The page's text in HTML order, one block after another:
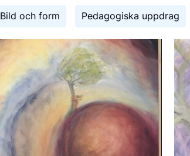
Bild och form Pedagogiska uppdrag